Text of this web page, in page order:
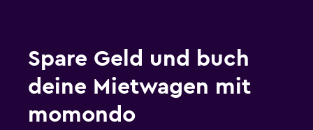
Spare Geld und buch
deine Mietwagen mit
momondo